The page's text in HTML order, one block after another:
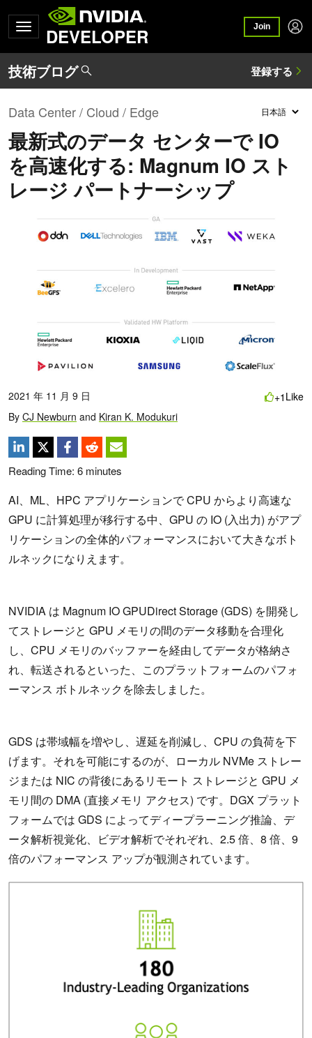
DEVELOPER Join
Data Center / Cloud / Edge
最新式のデータ センターで IO
を高速化する: Magnum IO スト
レージ パートナーシップ
2021 年 11 月 9 日
By CJ Newburn and Kiran K. Modukuri
+1 Like
Reading Time: 6 minutes
AI、ML、HPC アプリケーションで CPU からより高速な
GPU に計算処理が移行する中、GPU の IO (入出力) がアプ
リケーションの全体的パフォーマンスにおいて大きなボト
ルネックになりえます。
NVIDIA は Magnum IO GPUDirect Storage (GDS) を開発し
てストレージと GPU メモリの間のデータ移動を合理化
し、CPU メモリのバッファーを経由してデータが格納さ
れ、転送されるといった、このプラットフォームのパフォ
ーマンス ボトルネックを除去しました。
GDS は帯域幅を増やし、遅延を削減し、CPU の負荷を下
げます。それを可能にするのが、ローカル NVMe ストレー
ジまたは NIC の背後にあるリモート ストレージと GPU メ
モリ間の DMA (直接メモリ アクセス) です。DGX プラット
フォームでは GDS によってディープラーニング推論、デ
ータ解析視覚化、ビデオ解析でそれぞれ、2.5 倍、8 倍、9
倍のパフォーマンス アップが観測されています。